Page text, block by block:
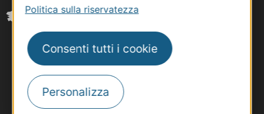
Politica sulla riservatezza
Consenti tutti i cookie
Personalizza